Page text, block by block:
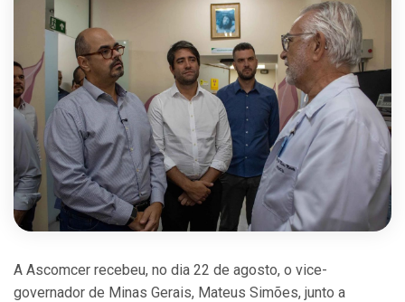
A Ascomcer recebeu, no dia 22 de agosto, o vice-
governador de Minas Gerais, Mateus Simões, junto a